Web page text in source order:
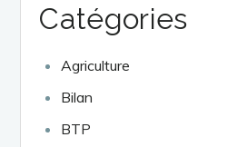
Catégories
Agriculture
Bilan
BTP